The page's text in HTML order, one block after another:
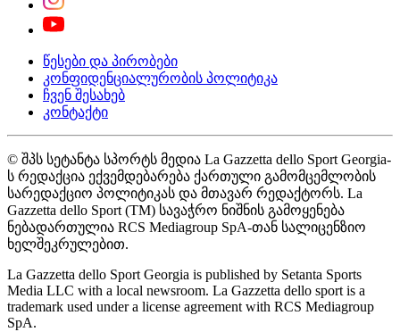
წესები და პირობები
კონფიდენციალურობის პოლიტიკა
ჩვენ შესახებ
კონტაქტი
© შპს სეტანტა სპორტს მედია La Gazzetta dello Sport Georgia-
ს რედაქცია ექვემდებარება ქართული გამომცემლობის
სარედაქციო პოლიტიკას და მთავარ რედაქტორს. La
Gazzetta dello Sport (TM) სავაჭრო ნიშნის გამოყენება
ნებადართულია RCS Mediagroup SpA-თან სალიცენზიო
ხელშეკრულებით.
La Gazzetta dello Sport Georgia is published by Setanta Sports
Media LLC with a local newsroom. La Gazzetta dello sport is a
trademark used under a license agreement with RCS Mediagroup
SpA.